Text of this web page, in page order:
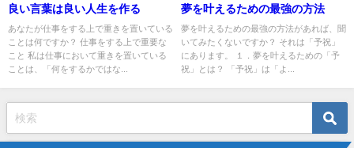
良い言葉は良い人生を作る
あなたが仕事をする上で重きを置いている
ことは何ですか？ 仕事をする上で重要な
こと 私は仕事において重きを置いている
ことは、「何をするかではな...
夢を叶えるための最強の方法
夢を叶えるための最強の方法があれば、聞
いてみたくないですか？ それは「予祝」
にあります。 １．夢を叶えるための「予
祝」とは？ 「予祝」は「よ...